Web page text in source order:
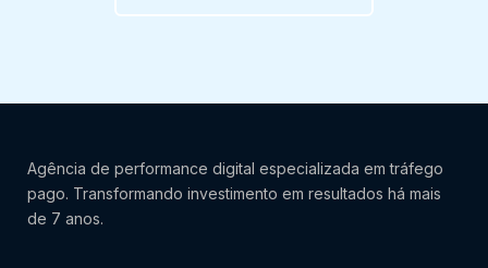
Agência de performance digital especializada em tráfego
pago. Transformando investimento em resultados há mais
de 7 anos.